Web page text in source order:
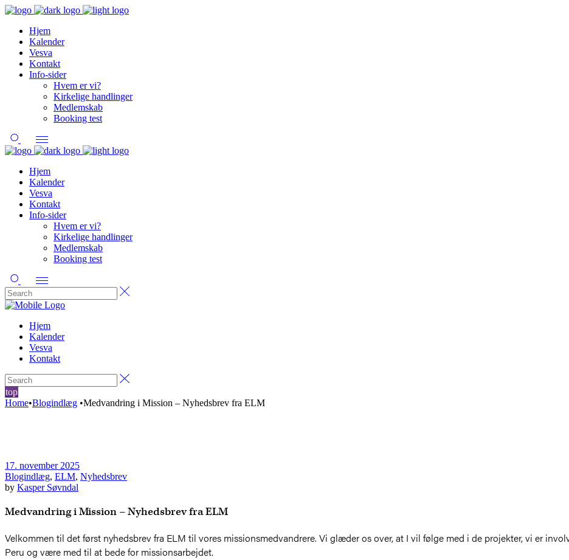
Hjem
Kalender
Vesva
Kontakt
Info-sider
Hvem er vi?
Kirkelige handlinger
Medlemskab
Booking test
Hjem
Kalender
Vesva
Kontakt
Info-sider
Hvem er vi?
Kirkelige handlinger
Medlemskab
Booking test
Hjem
Kalender
Vesva
Kontakt
top
Home•Blogindlæg •Medvandring i Mission – Nyhedsbrev fra ELM
17. november 2025
Blogindlæg, ELM, Nyhedsbrev
by Kasper Søvndal
Medvandring i Mission – Nyhedsbrev fra ELM
Velkommen til det først nyhedsbrev fra ELM til vores missionsmedvandrere. Vi glæder os over, at I vil følge med i de projekter, vi er
Peru og være med til at bede for missionsarbejdet.